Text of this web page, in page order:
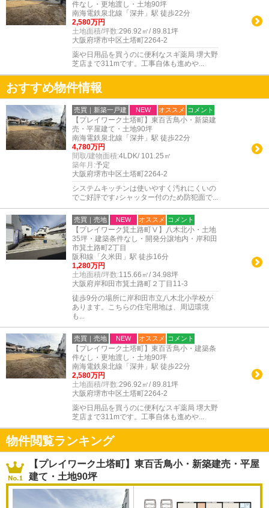
件なし・更地渡し・土地90坪
南海電鉄泉北線「深井」駅 徒歩22分
2,580万円
土地面積/坪数:296.92㎡/ 89.81坪
大阪府堺市中区土塔町2264-2
薬や日用品を買うのに便利なスギ薬局 堺大野
芝店まで311mです。工事自体も進めや...
おすすめ物件情報
売買｜新築一戸建 NEW オススメ コメント
【プレイワーク土塔町】東百舌鳥小・新築建
売・平屋建て・土地90坪
南海電鉄泉北線「深井」駅 徒歩22分
4,780万円
間取/建物面積:4LDK/ 101.25㎡
築年月:予定
大阪府堺市中区土塔町2264-2
システムキッチンは使いやすく汚れにくいの
でご好評です♪シャッター付のため防犯面で...
売買｜売地 NEW オススメ コメント
【プレイワーク箕土路町Ⅴ】八木北小・土地
35坪・建築条件なし・開発分譲地内・岸和田
市箕土路町2丁目
阪和線「久米田」駅 徒歩16分
1,280万円
土地面積/坪数:115.66㎡/ 34.98坪
大阪府岸和田市箕土路町２丁目11-3
徒歩9分の場所に岸和田市立八木北小学校が
あります。こちらの住宅用地は、周辺環境
も...
売買｜売地 NEW オススメ コメント
【プレイワーク土塔町】東百舌鳥小・建築条
件なし・更地渡し・土地90坪
南海電鉄泉北線「深井」駅 徒歩22分
2,580万円
土地面積/坪数:296.92㎡/ 89.81坪
大阪府堺市中区土塔町2264-2
薬や日用品を買うのに便利なスギ薬局 堺大野
芝店まで311mです。工事自体も進めや...
物件閲覧ランキング
【プレイワーク土塔町】東百舌鳥小・新築建売・平屋
建て・土地90坪